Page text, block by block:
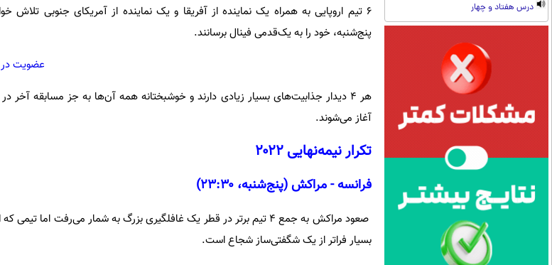
درس هفتاد و چهار
پنج‌شنبه، خود را به یک‌قدمی فینال برسانند.
عضویت در
هر ۴ دیدار جذابیت‌های بسیار زیادی دارند و خوشبختانه همه آن‌ها به جز مسابقه آخر
آغاز می‌شوند.
تکرار نیمه‌نهایی ۲۰۲۲
فرانسه - مراکش (پنج‌شنبه، ۲۳:۳۰)
صعود مراکش به جمع ۴ تیم برتر در قطر یک غافلگیری بزرگ به شمار می‌رفت اما
بسیار فراتر از یک شگفتی‌ساز شجاع است.